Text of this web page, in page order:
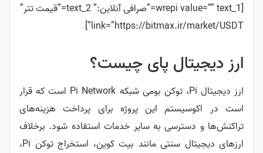
[wrepi value=”” text_1=”صرافی آنلاین:” text_2=”قیمت تتر”
link=”https://bitmax.ir/market/USDT”]
ارز دیجیتال پای چیست؟
ارز دیجیتال Pi، توکن بومی شبکه Pi Network است که قرار
است در اکوسیستم این پروژه برای پرداخت هزینه‌های
تراکنش‌ها و دسترسی به سایر خدمات استفاده شود. برخلاف
ارزهای دیجیتال سنتی مانند بیت کوین، استخراج توکن Pi،